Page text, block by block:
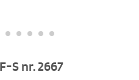
S nr. 2667